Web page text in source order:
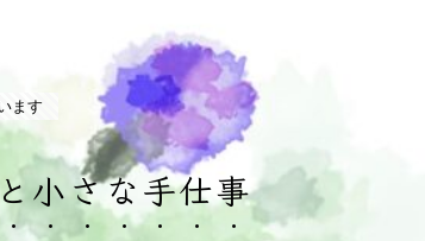
ます
小さな手仕事